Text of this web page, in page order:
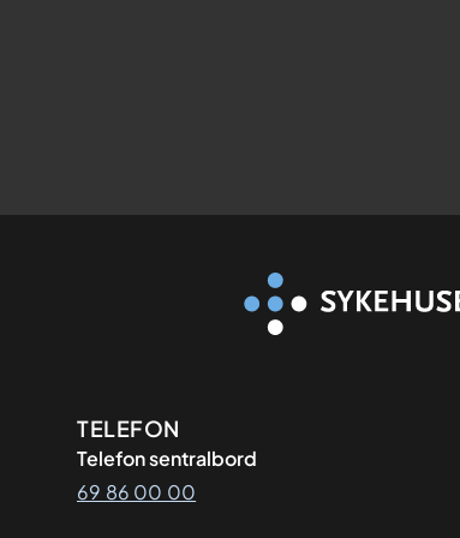
Kontaktinformasjon
TELEFON
Telefon sentralbord
69 86 00 00